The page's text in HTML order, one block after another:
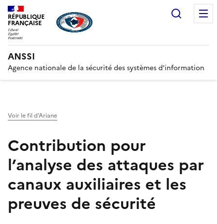
RÉPUBLIQUE
FRANÇAISE
ANSSI
Agence nationale de la sécurité des systèmes d'information
Voir le fil d’Ariane
Contribution pour
l’analyse des attaques par
canaux auxiliaires et les
preuves de sécurité